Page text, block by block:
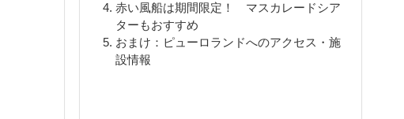
赤い風船は期間限定！ マスカレードシア
ターもおすすめ
おまけ：ピューロランドへのアクセス・施
設情報